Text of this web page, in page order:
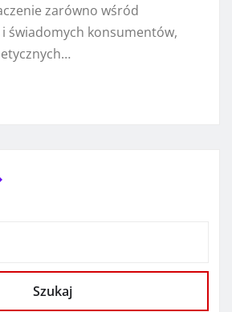
zarówno wśród
świadomych konsumentów,
Szukaj